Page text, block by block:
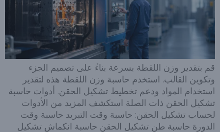
قم بتقدير وزن اللقطة بسرعة بناءً على تصميم الجزء
وتكوين القالب. استخدم حاسبة وزن اللقطة هذه لتقدير
استخدام المواد ودعم تخطيط تشكيل الحقن. أدوات حاسبة
تشكيل الحقن ذات الصلة استكشف المزيد من الأدوات
لحساب تشكيل الحقن: حاسبة وقت التبريد حاسبة وقت
الدورة حاسبة طن تشكيل الحقن حاسبة انكماش تشكيل